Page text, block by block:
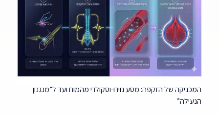
המכניקה של הזקפה: מסע נוירו-וסקולרי מהמוח ועד ל”מנגנון
הנעילה”